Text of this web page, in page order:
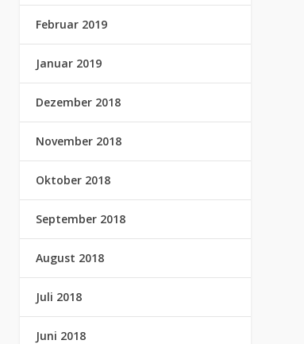
Februar 2019
Januar 2019
Dezember 2018
November 2018
Oktober 2018
September 2018
August 2018
Juli 2018
Juni 2018